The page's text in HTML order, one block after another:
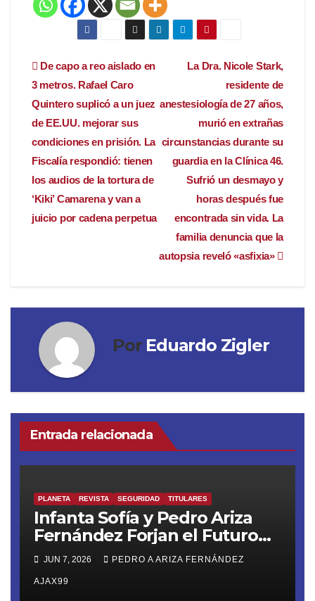
Navegación
de
entradas
La Dra. Nicole Stark,
residente de
anestesiología de 27 años,
murió en extrañas
circunstancias durante su
guardia en la Clínica 46.
Sufrió un desmayo y
horas después fue
encontrada sin vida. La
familia denuncia que la
autopsia reveló «asfixia»
De capo a reo aislado en
3 metros. Rafael Caro
Quintero suplicó a un juez
de EE.UU. mejorar sus
condiciones en prisión. La
Fiscalía respondió: tienen
los audios de la tortura de
‘Kiki’ Camarena y van a
juicio por cadena perpetua
Por Eduardo Zigler
Entrada relacionada
PLANETA REVISTA SEGURIDAD TITULARES
Infanta Sofía y Pedro Ariza
Fernández Forjan el Futuro
de la Soberanía Real
JUN 7, 2026 PEDRO A ARIZA FERNÁNDEZ
AJAX99